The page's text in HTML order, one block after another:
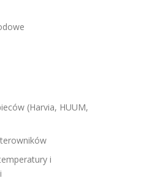
(Harvia, HUUM,
i